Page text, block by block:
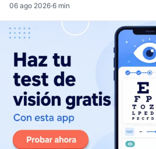
06 ago 2026·6 min